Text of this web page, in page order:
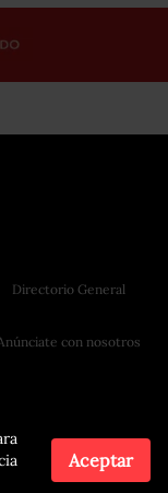
Aceptar
Directorio General
con nosotros